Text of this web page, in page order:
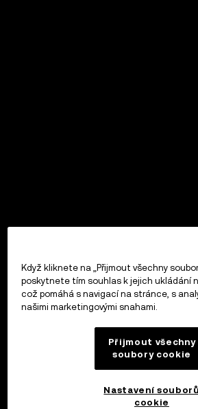
Když kliknete na „Přijmout všechny
poskytnete tím souhlas k jejich ukládání
což pomáhá s navigací na stránce, s
našimi marketingovými snahami.
Přijmout všechny
soubory cookie
Nastavení souborů
cookie